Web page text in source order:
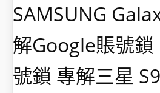
SAMSUNG
解Google賬號
號鎖 專解三星